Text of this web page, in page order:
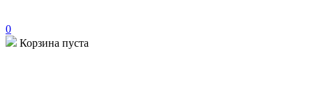
0
Корзина пуста